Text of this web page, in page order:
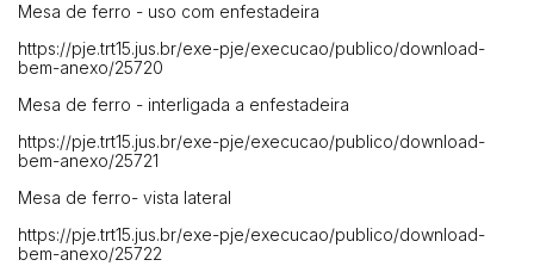
Mesa de ferro - uso com enfestadeira
https://pje.trt15.jus.br/exe-pje/execucao/publico/download-
bem-anexo/25720
Mesa de ferro - interligada a enfestadeira
https://pje.trt15.jus.br/exe-pje/execucao/publico/download-
bem-anexo/25721
Mesa de ferro- vista lateral
https://pje.trt15.jus.br/exe-pje/execucao/publico/download-
bem-anexo/25722